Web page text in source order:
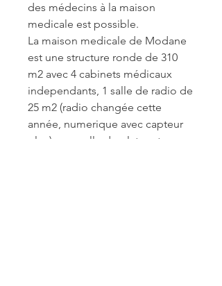
des médecins à la maison
medicale est possible.
La maison medicale de Modane
est une structure ronde de 310
m2 avec 4 cabinets médicaux
independants, 1 salle de radio de
25 m2 (radio changée cette
année, numerique avec capteur
plan), une salle de platre et une